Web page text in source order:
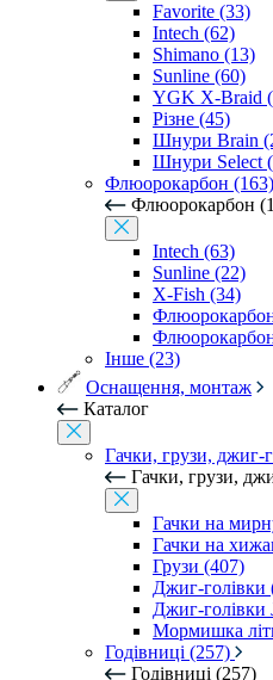
Favorite (33)
Intech (62)
Shimano (13)
Sunline (60)
YGK X-Braid
Різне (45)
Шнури Brain
Шнури Select
Флюорокарбон (163)
Флюорокарбон
Intech (63)
Sunline (22)
X-Fish (34)
Інше (23)
Оснащення, монтаж
Каталог
Гачки, грузи, джиг-
Гачки, грузи,
Гачки на
Гачки на
Грузи (407)
Джиг-голівки
Джиг-
Мормишка
Годівниці (257)
Годівниці (257)